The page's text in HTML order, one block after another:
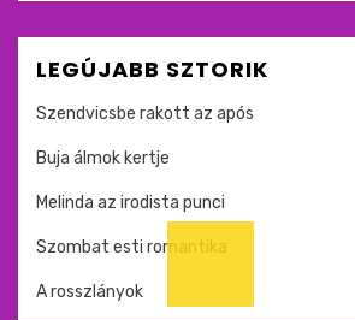
LEGÚJABB SZTORIK
Szendvicsbe rakott az após
Buja álmok kertje
Melinda az irodista punci
Szombat esti romantika
A rosszlányok